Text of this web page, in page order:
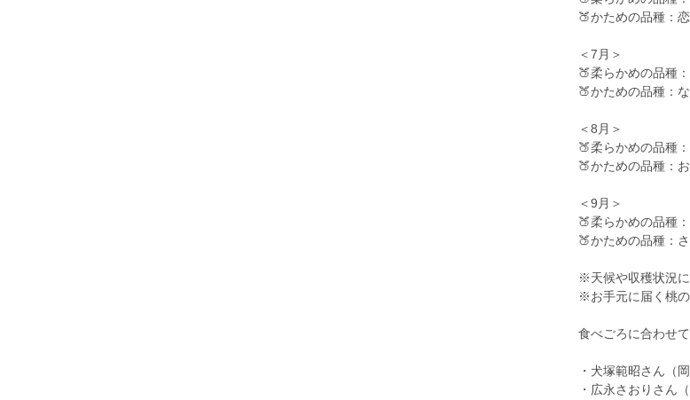
🍑かための品種：
＜7月＞
🍑柔らかめの品種
🍑かための品種：
＜8月＞
🍑柔らかめの品種
🍑かための品種：
＜9月＞
🍑柔らかめの品種
🍑かための品種：
※天候や収穫状況
※お手元に届く桃の
食べごろに合わせ
・犬塚範昭さん（
・広永さおりさん